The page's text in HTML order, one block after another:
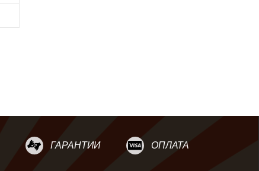
ГАРАНТИИ ОПЛАТА